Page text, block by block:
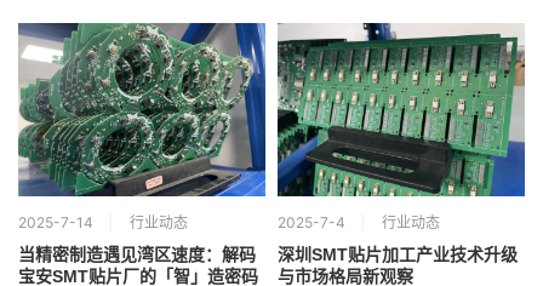
2025-7-14 行业动态
当精密制造遇见湾区速度：解码
宝安SMT贴片厂的「智」造密码
2025-7-4 行业动态
深圳SMT贴片加工产业技术升级
与市场格局新观察